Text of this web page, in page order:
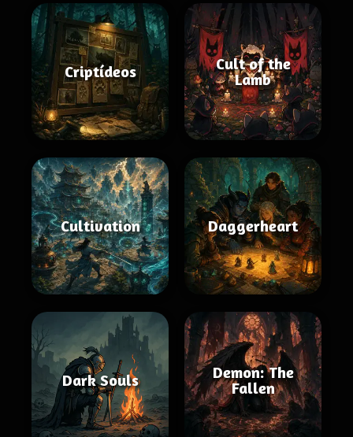
Criptídeos
Cult of the
Lamb
Cultivation Daggerheart
Dark Souls
Demon: The
Fallen